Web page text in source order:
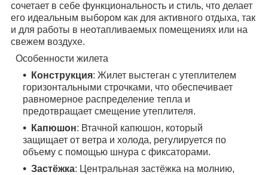
сочетает в себе функциональность и стиль, что делает
его идеальным выбором как для активного отдыха, так
и для работы в неотапливаемых помещениях или на
свежем воздухе.
Особенности жилета
Конструкция: Жилет выстеган с утеплителем
горизонтальными строчками, что обеспечивает
равномерное распределение тепла и
предотвращает смещение утеплителя.
Капюшон: Втачной капюшон, который
защищает от ветра и холода, регулируется по
объему с помощью шнура с фиксаторами.
Застёжка: Центральная застёжка на молнию,